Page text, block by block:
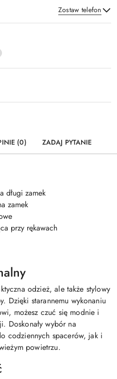
Zostaw telefon
(0) ZADAJ PYTANIE
długi zamek
zamek
przy rękawach
odzież, ale także stylowy
Dzięki starannemu wykonaniu
możesz czuć się modnie i
Doskonały wybór na
codziennych spacerów, jak i
powietrzu.